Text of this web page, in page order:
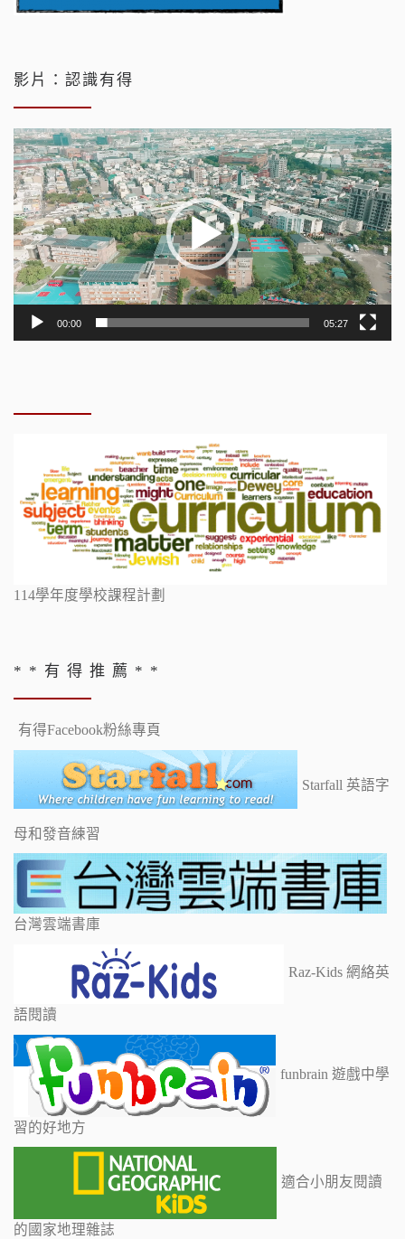
影片：認識有得
視
訊
播
放
器
00:00 05:27
114學年度學校課程計劃
* * 有 得 推 薦 * *
有得Facebook粉絲專頁
Starfall 英語字
母和發音練習
台灣雲端書庫
Raz-Kids 網絡英
語閱讀
funbrain 遊戲中學
習的好地方
適合小朋友閱讀
的國家地理雜誌